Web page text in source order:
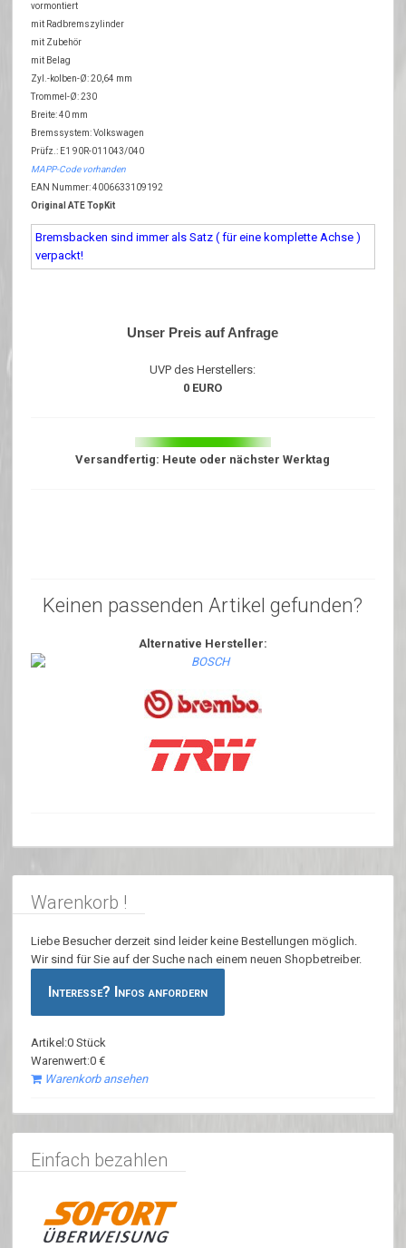
vormontiert
mit Radbremszylinder
mit Zubehör
mit Belag
Zyl.-kolben-Ø: 20,64 mm
Trommel-Ø: 230
Breite: 40 mm
Bremssystem: Volkswagen
Prüfz.: E1 90R-011043/040
MAPP-Code vorhanden
EAN Nummer: 4006633109192
Original ATE TopKit
Bremsbacken sind immer als Satz ( für eine komplette Achse )
verpackt!
Unser Preis auf Anfrage
UVP des Herstellers:
0 EURO
Versandfertig: Heute oder nächster Werktag
Keinen passenden Artikel gefunden?
Alternative Hersteller:
Warenkorb !
Liebe Besucher derzeit sind leider keine Bestellungen möglich.
Wir sind für Sie auf der Suche nach einem neuen Shopbetreiber.
Interesse? Infos anfordern
Artikel:0 Stück
Warenwert:0 €
Warenkorb ansehen
Einfach bezahlen